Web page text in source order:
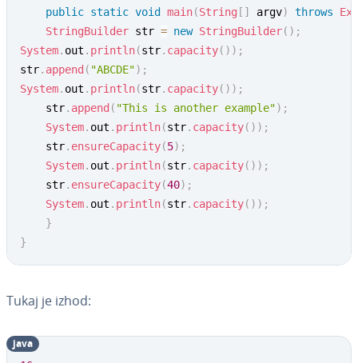
public static void main(String [ ] argv) throws
StringBuilder str = new StringBuilder( ) ;
System. out . println(str. capacity( ) ) ;
str. append ( "ABCDE") ;
System. out . println(str. capacity( ) ) ;
	str
. append ( "This is another example") ;
System. out . println(str. capacity( ) ) ;
	str
. ensureCapacity(5) ;
System. out . println(str. capacity( ) ) ;
	str
. ensureCapacity(40) ;
System. out . println(str. capacity( ) ) ;
}
}
Tukaj je izhod:
java